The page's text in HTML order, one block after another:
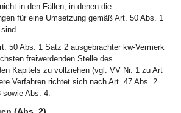
in den Fällen, in denen die
für eine Umsetzung gemäß Art. 50 Abs. 1
50 Abs. 1 Satz 2 ausgebrachter kw-Vermerk
freiwerdenden Stelle des
Kapitels zu vollziehen (vgl. VV Nr. 1 zu Art
Verfahren richtet sich nach Art. 47 Abs. 2
Abs. 4.